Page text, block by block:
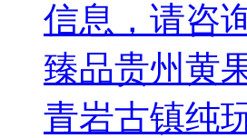
信息，请咨
臻品贵州黄
青岩古镇纯